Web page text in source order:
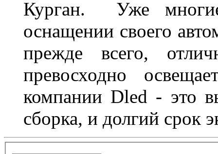
Курган. Уже многие
оснащении своего
прежде всего,
превосходно
компании Dled - это
сборка, и долгий срок